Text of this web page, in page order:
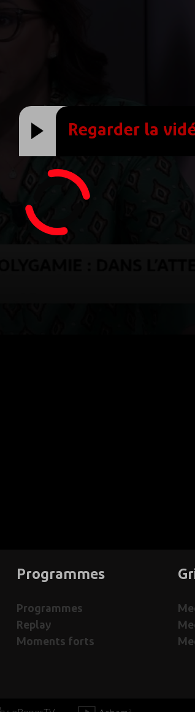
Regarder la
Programmes
Programmes
Replay
Moments forts